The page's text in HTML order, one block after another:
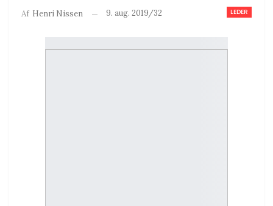
LEDER
Af Henri Nissen 9. aug. 2019/32